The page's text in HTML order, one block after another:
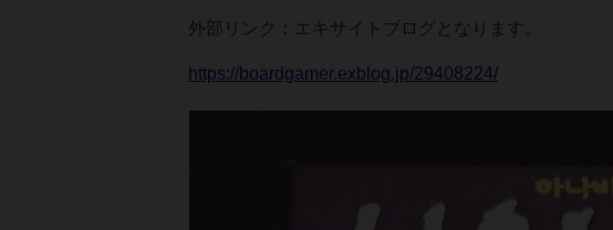
外部リンク：エキサイトブログとなります。
https://boardgamer.exblog.jp/29408224/